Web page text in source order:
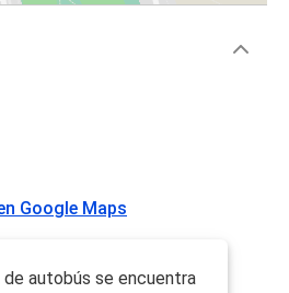
Google Maps
de autobús se encuentra